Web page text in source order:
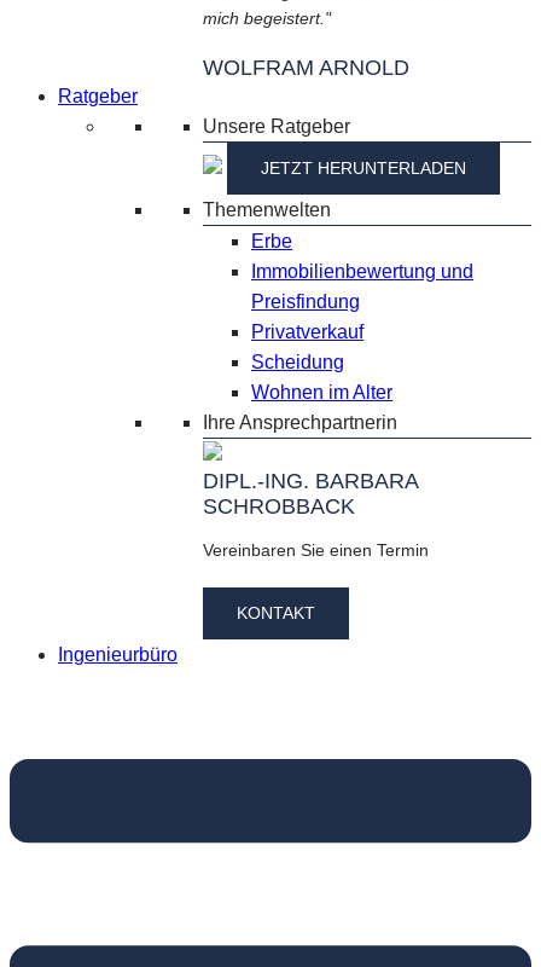
mich begeistert."
WOLFRAM ARNOLD
Ratgeber
Unsere Ratgeber
JETZT HERUNTERLADEN
Themenwelten
Erbe
Immobilienbewertung und
Preisfindung
Privatverkauf
Scheidung
Wohnen im Alter
Ihre Ansprechpartnerin
DIPL.-ING. BARBARA
SCHROBBACK
Vereinbaren Sie einen Termin
KONTAKT
Ingenieurbüro